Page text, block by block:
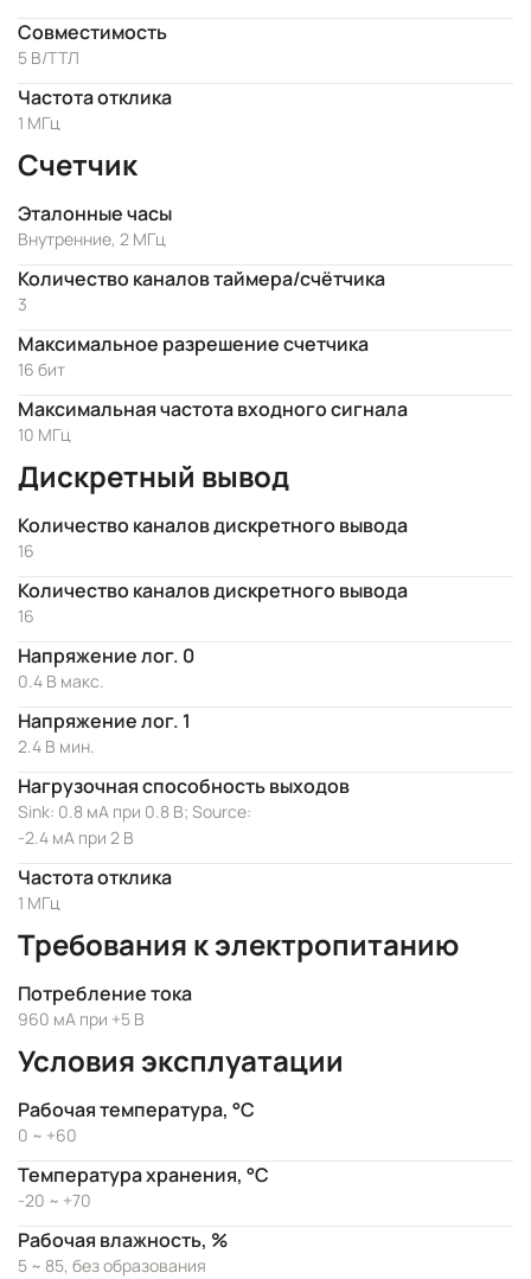
Совместимость
5 В/ТТЛ
Частота отклика
1 МГц
Счетчик
Эталонные часы
Внутренние, 2 МГц
Количество каналов таймера/счётчика
3
Максимальное разрешение счетчика
16 бит
Максимальная частота входного сигнала
10 МГц
Дискретный вывод
Количество каналов дискретного вывода
16
Количество каналов дискретного вывода
16
Напряжение лог. 0
0.4 В макс.
Напряжение лог. 1
2.4 В мин.
Нагрузочная способность выходов
Sink: 0.8 мА при 0.8 В; Source:
-2.4 мА при 2 В
Частота отклика
1 МГц
Требования к электропитанию
Потребление тока
960 мА при +5 В
Условия эксплуатации
Рабочая температура, °C
0 ~ +60
Температура хранения, °C
-20 ~ +70
Рабочая влажность, %
5 ~ 85, без образования